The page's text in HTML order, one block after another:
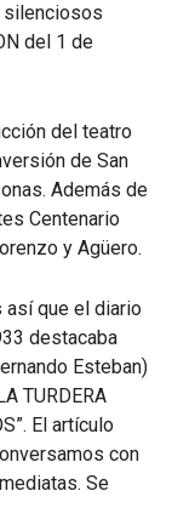
silenciosos
del 1 de
del teatro
de San
Además de
Centenario
y Agüero.
así que el diario
destacaba
Esteban)
TURDERA
El artículo
con
Se